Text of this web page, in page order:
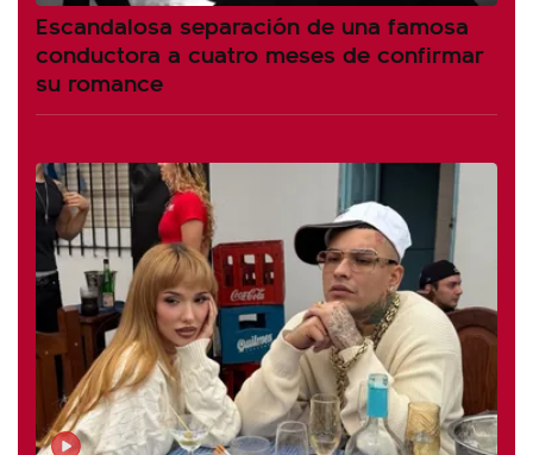
Escandalosa separación de una famosa
conductora a cuatro meses de confirmar
su romance